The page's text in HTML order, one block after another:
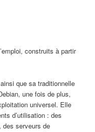
construits à partir
que sa traditionnelle
une fois de plus,
universel. Elle
d’utilisation : des
des serveurs de